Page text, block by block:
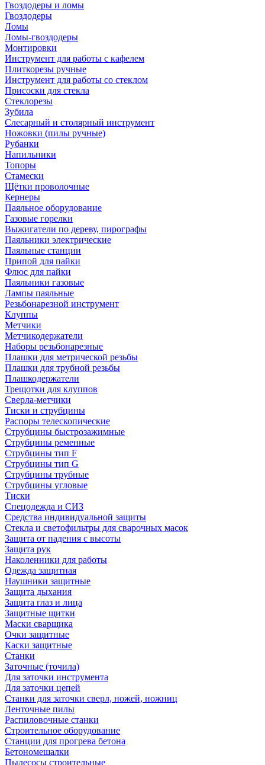
Гвоздодеры и ломы
Гвоздодеры
Ломы
Ломы-гвоздодеры
Монтировки
Инструмент для работы с кафелем
Плиткорезы ручные
Инструмент для работы со стеклом
Присоски для стекла
Стеклорезы
Зубила
Слесарный и столярный инструмент
Ножовки (пилы ручные)
Рубанки
Напильники
Топоры
Стамески
Щётки проволочные
Кернеры
Паяльное оборудование
Газовые горелки
Выжигатели по дереву, пирографы
Паяльники электрические
Паяльные станции
Припой для пайки
Флюс для пайки
Паяльники газовые
Лампы паяльные
Резьбонарезной инструмент
Клуппы
Метчики
Метчикодержатели
Наборы резьбонарезные
Плашки для метрической резьбы
Плашки для трубной резьбы
Плашкодержатели
Трещотки для клуппов
Сверла-метчики
Тиски и струбцины
Распоры телескопические
Струбцины быстрозажимные
Струбцины ременные
Струбцины тип F
Струбцины тип G
Струбцины трубные
Струбцины угловые
Тиски
Спецодежда и СИЗ
Средства индивидуальной защиты
Стекла и светофильтры для сварочных масок
Защита от падения с высоты
Защита рук
Наколенники для работы
Одежда защитная
Наушники защитные
Защита дыхания
Защита глаз и лица
Защитные щитки
Маски сварщика
Очки защитные
Каски защитные
Станки
Заточные (точила)
Для заточки инструмента
Для заточки цепей
Станки для заточки сверл, ножей, ножниц
Ленточные пилы
Распиловочные станки
Строительное оборудование
Станции для прогрева бетона
Бетономешалки
Пылесосы строительные